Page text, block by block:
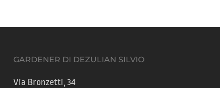
GARDENER DI DEZULIAN SILVIO
Via Bronzetti, 34